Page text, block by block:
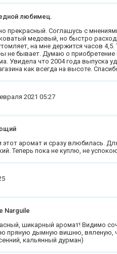
любимец.
прекрасный. Соглашусь с
медовый, но быстро
на мне держится часов 4,5.
не бывает. Думаю о
Увидела что 2004 года выпуска
как всегда на высоте.
2021 05:27
аромат и сразу влюбилась.
Теперь пока не куплю, не
Narguile
шикарный аромат! Видимо
пряную дымную вишню, вяленую,
кальянный дурман)